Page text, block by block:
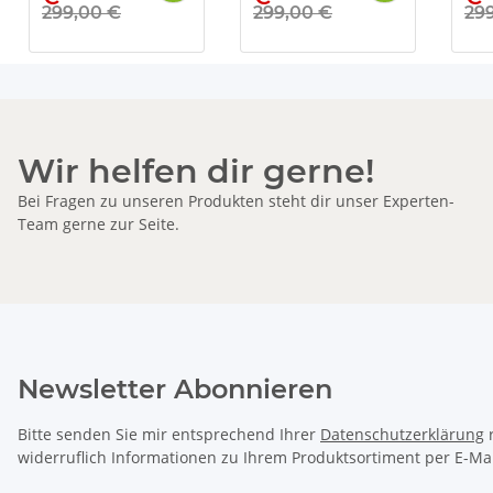
299,00 € 299,00 €
Wir helfen dir gerne!
Bei Fragen zu unseren Produkten steht dir unser Experten-
Team gerne zur Seite.
Newsletter Abonnieren
Bitte senden Sie mir entsprechend Ihrer Datenschutzerklärung
widerruflich Informationen zu Ihrem Produktsortiment per E-